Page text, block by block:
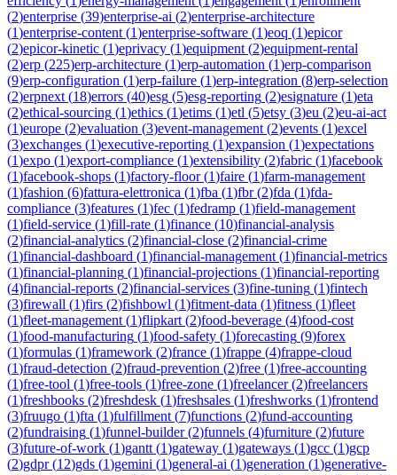
(2)enterprise (39)enterprise-ai (2)enterprise-architecture
(1)enterprise-content (1)enterprise-software (1)eoq (1)epicor
(2)epicor-kinetic (1)eprivacy (1)equipment (2)equipment-rental
(2)erp (225)erp-architecture (1)erp-automation (1)erp-comparison
(9)erp-configuration (1)erp-failure (1)erp-integration (8)erp-selection
(2)erpnext (18)errors (40)esg (5)esg-reporting (2)esignature (1)eta
(2)ethical-sourcing (1)ethics (1)etims (1)etl (5)etsy (3)eu (2)eu-ai-act
(1)europe (2)evaluation (3)event-management (2)events (1)excel
(3)exchanges (1)executive-reporting (1)expansion (1)expectations
(1)expo (1)export-compliance (1)extensibility (2)fabric (1)facebook
(1)facebook-shops (1)factory-floor(1)faire (1)farm-management
(1)fashion (6)fattura-elettronica (1)fba (1)fbr(2)fda (1)fda-
compliance (3)features (1)fec (1)fedramp (1)field-management
(1)field-service (1)fill-rate (1)finance (10)financial-analysis
(2)financial-analytics (2)financial-close (2)financial-crime
(1)financial-dashboard (1)financial-management (1)financial-metrics
(1)financial-planning (1)financial-projections (1)financial-reporting
(4)financial-reports (2)financial-services (3)fine-tuning (1)fintech
(3)firewall (1)firs (2)fishbowl (1)fitment-data (1)fitness (1)fleet
(1)fleet-management (1)flipkart (2)food-beverage (4)food-cost
(1)food-manufacturing (1)food-safety (1)forecasting (9)forex
(1)formulas (1)framework (2)france (1)frappe (4)frappe-cloud
(1)fraud-detection (2)fraud-prevention (2)free (1)free-accounting
(1)free-tool (1)free-tools (1)free-zone (1)freelancer(2)freelancers
(1)freshbooks (2)freshdesk (1)freshsales (1)freshworks (1)frontend
(3)fruugo (1)fta (1)fulfillment (7)functions (2)fund-accounting
(2)fundraising (1)funnel-builder(2)funnels (4)furniture (2)future
(3)future-of-work (1)gantt (1)gateway (1)gateways (1)gcc (1)gcp
(2)gdpr(12)gds (1)gemini (1)general-ai (1)generation (1)generative-